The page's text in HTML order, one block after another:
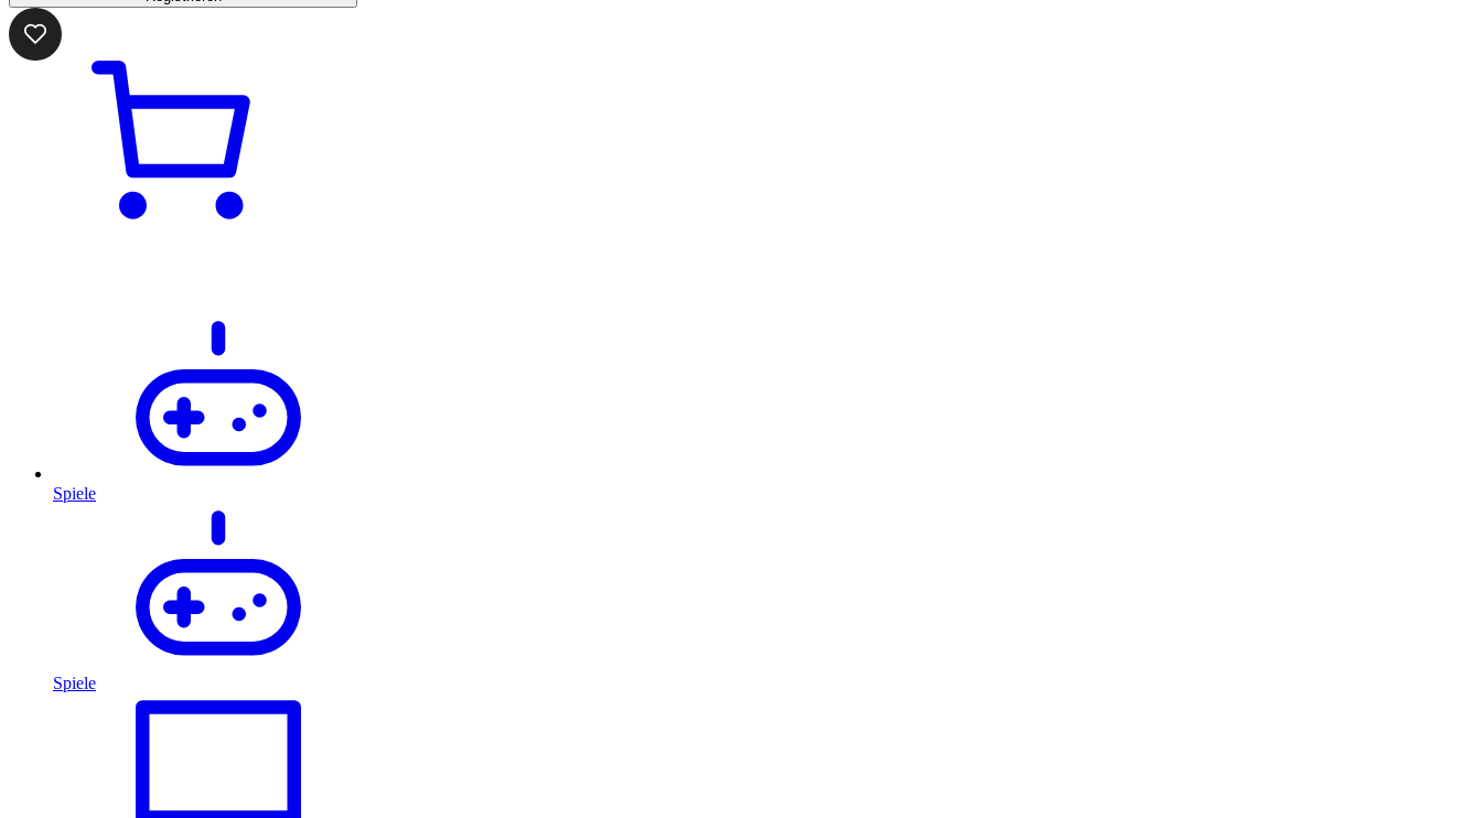
Spiele
Spiele